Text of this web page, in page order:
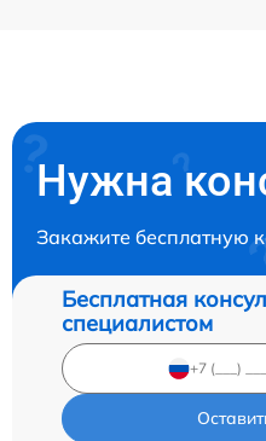
Нужна
Закажите бесплатную
Бесплатная
специалистом